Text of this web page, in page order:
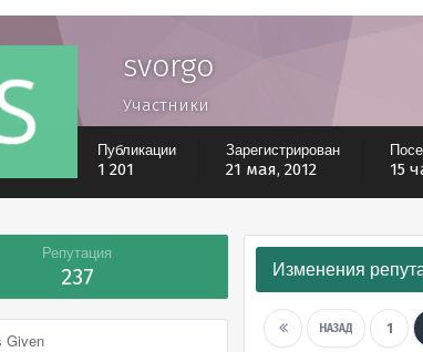
svorgo
Участники
Публикации
1 201
Зарегистрирован
21 мая, 2012 15
Репутация
237
Given
Изменения
НАЗАД 1